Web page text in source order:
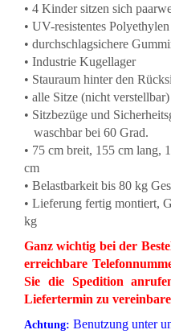
• 4 Kinder sitzen sich
• UV-resistentes
• durchschlagsichere
• Industrie Kugellager
• Stauraum hinter den
• alle Sitze (nicht
• Sitzbezüge und
waschbar bei 60 Grad.
• 75 cm breit, 155 cm lang,
cm
• Belastbarkeit bis 80 kg
• Lieferung fertig montiert,
kg
Ganz wichtig bei der
erreichbare
Sie die Spedition
Liefertermin zu
Achtung: Benutzung unter